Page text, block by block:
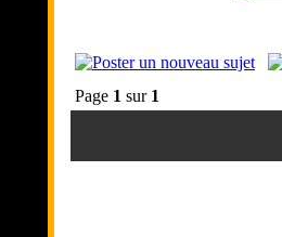
Page 1 sur 1